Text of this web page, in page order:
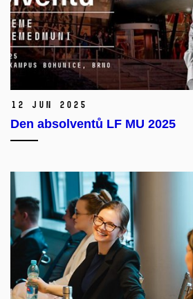
12 Jun 2025
Den absolventů LF MU 2025